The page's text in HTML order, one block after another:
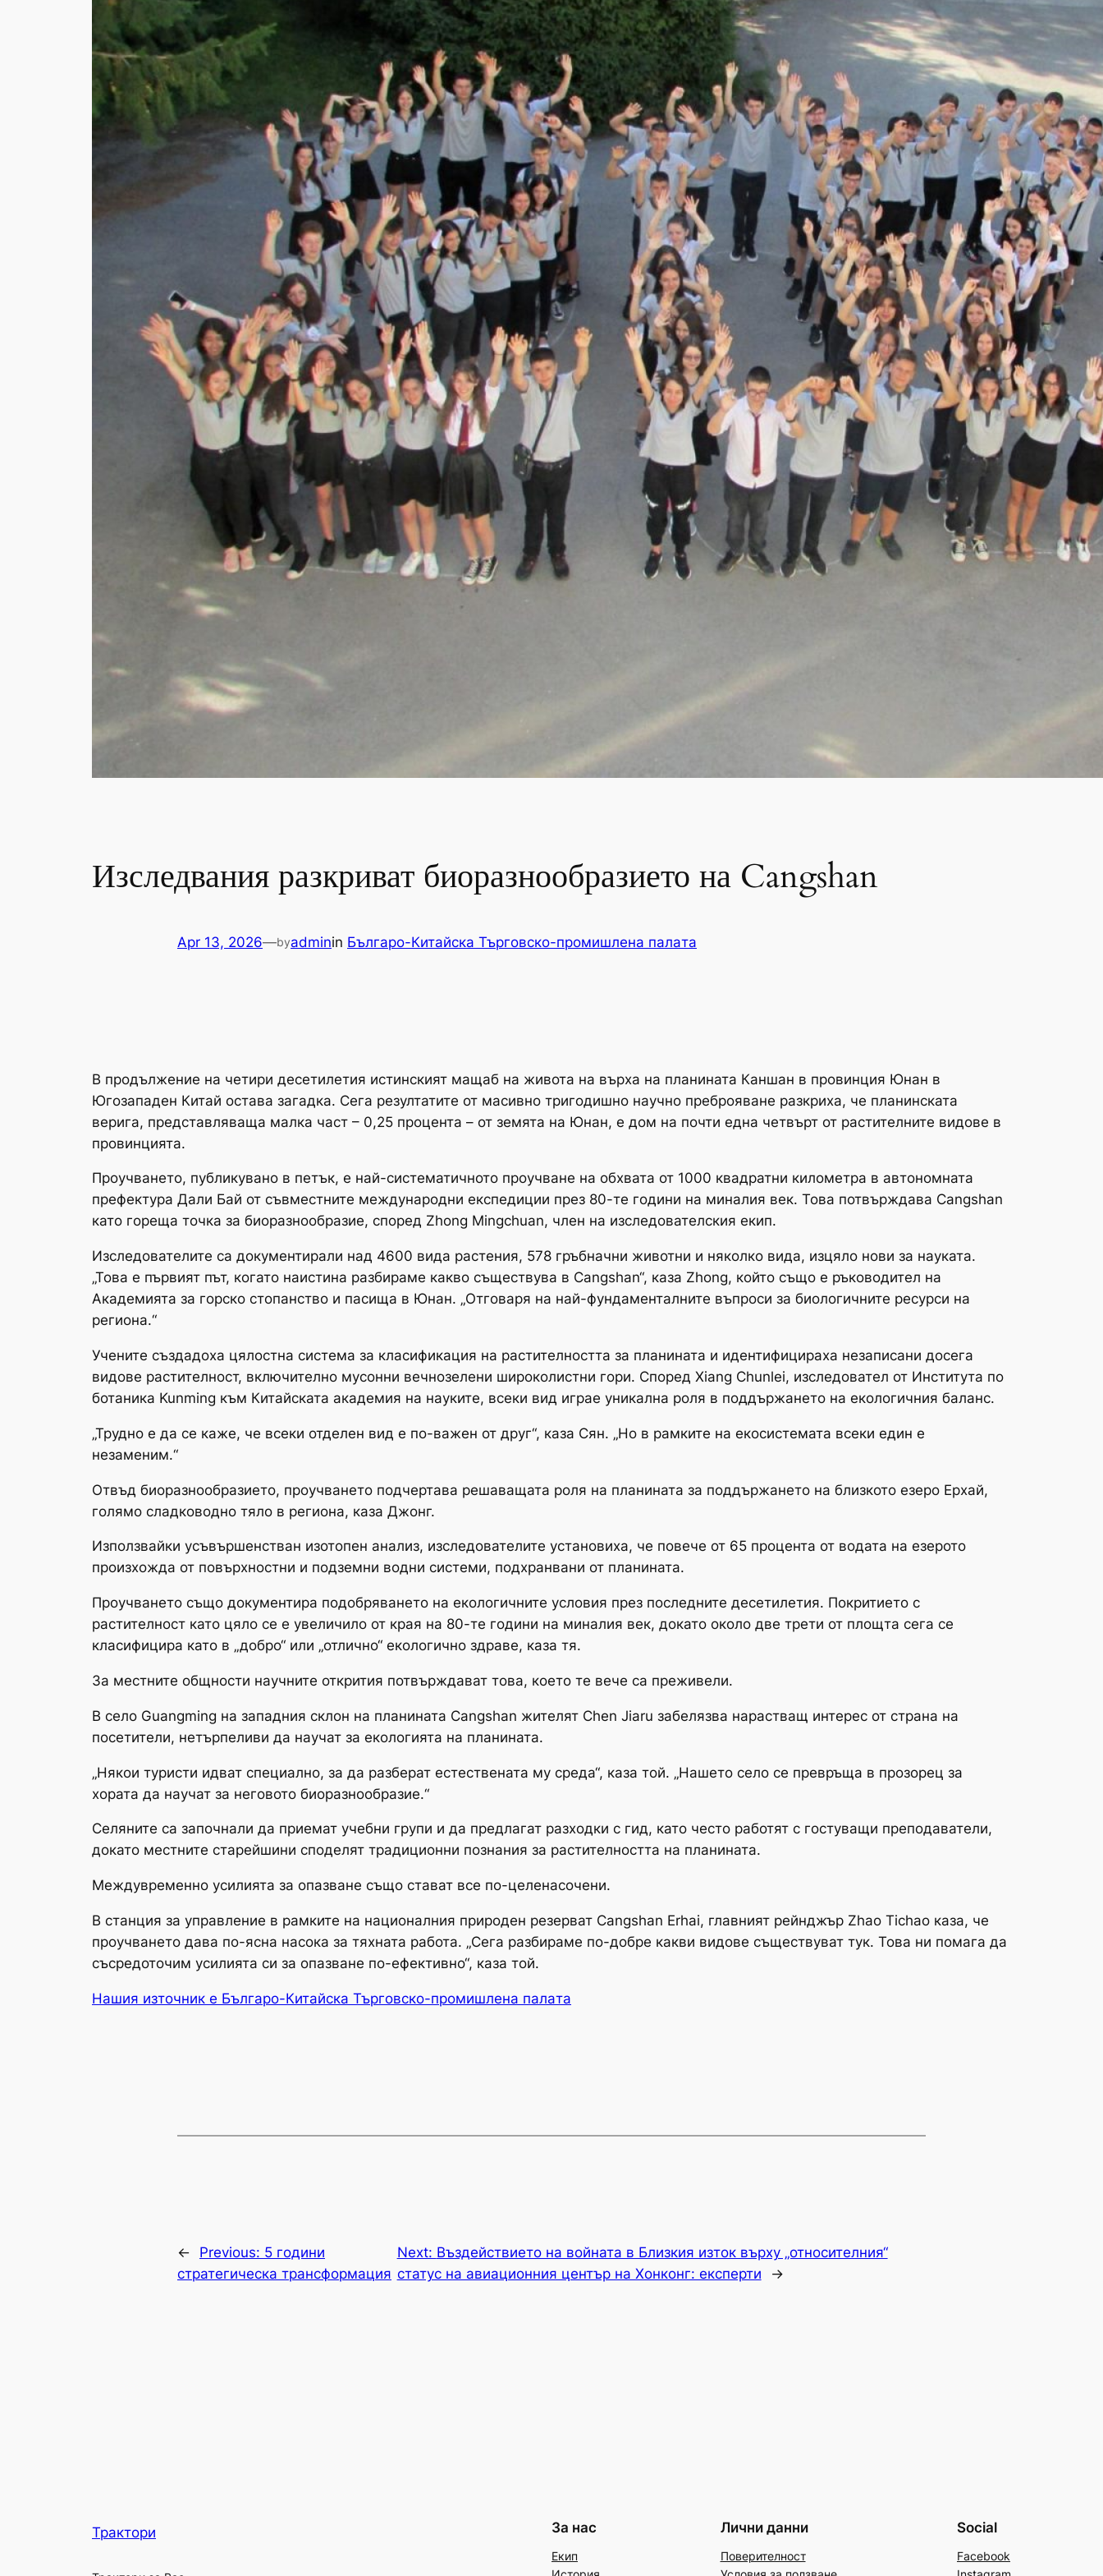
Изследвания разкриват биоразнообразието на Cangshan
Apr 13, 2026—byadminin Българо-Китайска Търговско-промишлена палaта
В продължение на четири десетилетия истинският мащаб на живота на върха на планината Каншан в провинция Юнан в
Югозападен Китай остава загадка. Сега резултатите от масивно тригодишно научно преброяване разкриха, че планинската
верига, представляваща малка част – 0,25 процента – от земята на Юнан, е дом на почти една четвърт от растителните видове в
провинцията.
Проучването, публикувано в петък, е най-систематичното проучване на обхвата от 1000 квадратни километра в автономната
префектура Дали Бай от съвместните международни експедиции през 80-те години на миналия век. Това потвърждава Cangshan
като гореща точка за биоразнообразие, според Zhong Mingchuan, член на изследователския екип.
Изследователите са документирали над 4600 вида растения, 578 гръбначни животни и няколко вида, изцяло нови за науката.
„Това е първият път, когато наистина разбираме какво съществува в Cangshan“, каза Zhong, който също е ръководител на
Академията за горско стопанство и пасища в Юнан. „Отговаря на най-фундаменталните въпроси за биологичните ресурси на
региона.“
Учените създадоха цялостна система за класификация на растителността за планината и идентифицираха незаписани досега
видове растителност, включително мусонни вечнозелени широколистни гори. Според Xiang Chunlei, изследовател от Института по
ботаника Kunming към Китайската академия на науките, всеки вид играе уникална роля в поддържането на екологичния баланс.
„Трудно е да се каже, че всеки отделен вид е по-важен от друг“, каза Сян. „Но в рамките на екосистемата всеки един е
незаменим.“
Отвъд биоразнообразието, проучването подчертава решаващата роля на планината за поддържането на близкото езеро Ерхай,
голямо сладководно тяло в региона, каза Джонг.
Използвайки усъвършенстван изотопен анализ, изследователите установиха, че повече от 65 процента от водата на езерото
произхожда от повърхностни и подземни водни системи, подхранвани от планината.
Проучването също документира подобряването на екологичните условия през последните десетилетия. Покритието с
растителност като цяло се е увеличило от края на 80-те години на миналия век, докато около две трети от площта сега се
класифицира като в „добро“ или „отлично“ екологично здраве, каза тя.
За местните общности научните открития потвърждават това, което те вече са преживели.
В село Guangming на западния склон на планината Cangshan жителят Chen Jiaru забелязва нарастващ интерес от страна на
посетители, нетърпеливи да научат за екологията на планината.
„Някои туристи идват специално, за да разберат естествената му среда“, каза той. „Нашето село се превръща в прозорец за
хората да научат за неговото биоразнообразие.“
Селяните са започнали да приемат учебни групи и да предлагат разходки с гид, като често работят с гостуващи преподаватели,
докато местните старейшини споделят традиционни познания за растителността на планината.
Междувременно усилията за опазване също стават все по-целенасочени.
В станция за управление в рамките на националния природен резерват Cangshan Erhai, главният рейнджър Zhao Tichao каза, че
проучването дава по-ясна насока за тяхната работа. „Сега разбираме по-добре какви видове съществуват тук. Това ни помага да
съсредоточим усилията си за опазване по-ефективно“, каза той.
Нашия източник е Българо-Китайска Търговско-промишлена палaта
← Previous: 5 години
стратегическа трансформация
Next: Въздействието на войната в Близкия изток върху „относителния“
статус на авиационния център на Хонконг: експерти
→
Трактори За нас
Екип
Лични данни
Поверителност
Social
Facebook